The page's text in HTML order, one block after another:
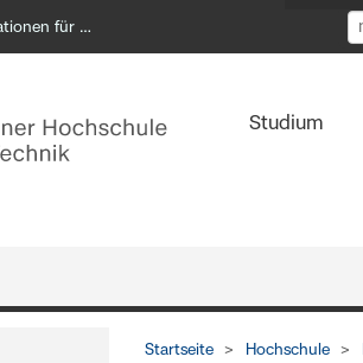
für …
Studium
Startseite Hochschule